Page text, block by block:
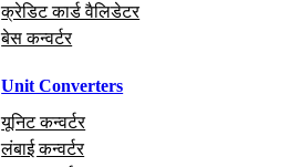
क्रेडिट कार्ड वैलिडेटर
बेस कन्वर्टर
Unit Converters
यूनिट कन्वर्टर
लंबाई कन्वर्टर